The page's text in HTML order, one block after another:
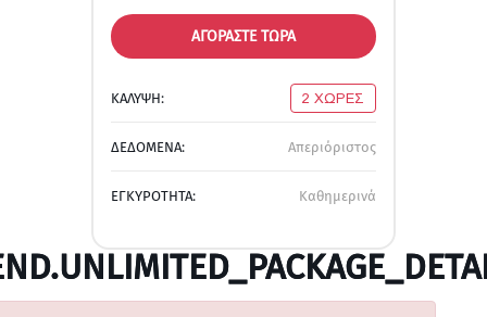
ΑΓΟΡΑΣΤΕ ΤΩΡΑ
ΚΑΛΥΨΗ: 2 ΧΩΡΕΣ
ΔΕΔΟΜΕΝΑ: Απεριόριστος
ΕΓΚΥΡΟΤΗΤΑ: Καθημερινά